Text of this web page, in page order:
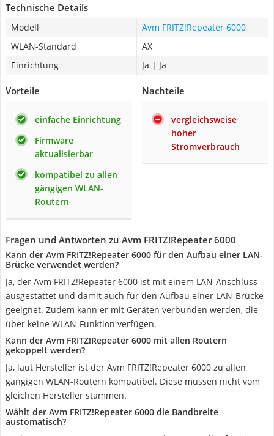
Technische Details
Modell
Avm FRITZ!Repeater 6000
WLAN-Standard
AX
Einrichtung
Ja | Ja
Vorteile
einfache Einrichtung
Firmware
aktualisierbar
kompatibel zu allen
gängigen WLAN-
Routern
Nachteile
vergleichsweise
hoher
Stromverbrauch
Fragen und Antworten zu Avm FRITZ!Repeater 6000
Kann der Avm FRITZ!Repeater 6000 für den Aufbau einer LAN-
Brücke verwendet werden?
Ja, der Avm FRITZ!Repeater 6000 ist mit einem LAN-Anschluss
ausgestattet und damit auch für den Aufbau einer LAN-Brücke
geeignet. Zudem kann er mit Geräten verbunden werden, die
über keine WLAN-Funktion verfügen.
Kann der Avm FRITZ!Repeater 6000 mit allen Routern
gekoppelt werden?
Ja, laut Hersteller ist der Avm FRITZ!Repeater 6000 zu allen
gängigen WLAN-Routern kompatibel. Diese müssen nicht vom
gleichen Hersteller stammen.
Wählt der Avm FRITZ!Repeater 6000 die Bandbreite
austomatisch?